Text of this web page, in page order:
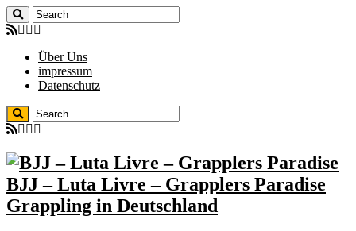
Über Uns
impressum
Datenschutz
BJJ – Luta Livre – Grapplers Paradise
Grappling in Deutschland